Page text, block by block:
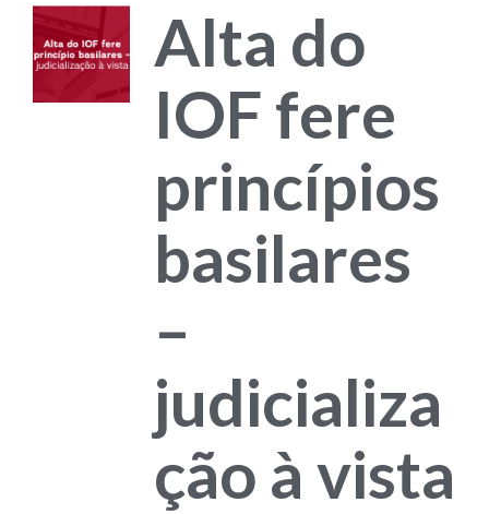
Alta do
IOF fere
princípios
basilares
–
judicializa
ção à vista